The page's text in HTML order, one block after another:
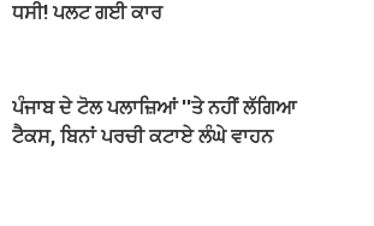
ਧਸੀ! ਪਲਟ ਗਈ ਕਾਰ
ਪੰਜਾਬ ਦੇ ਟੋਲ ਪਲਾਜ਼ਿਆਂ ''ਤੇ ਨਹੀਂ ਲੱਗਿਆ
ਟੈਕਸ, ਬਿਨਾਂ ਪਰਚੀ ਕਟਾਏ ਲੰਘੇ ਵਾਹਨ